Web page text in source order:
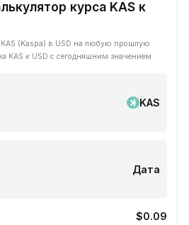
курса KAS к
KAS (Kaspa) в USD на любую прошлую
KAS к USD с сегодняшним значением.
KAS
Дата
$0.09